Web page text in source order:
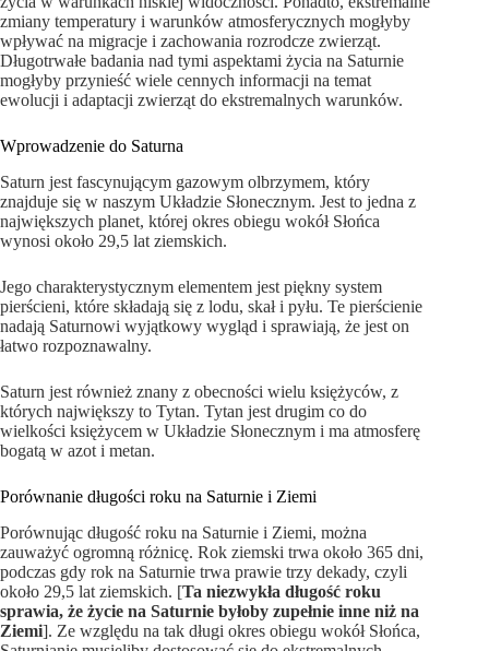
zmiany temperatury i warunków atmosferycznych mogłyby
wpływać na migracje i zachowania rozrodcze zwierząt.
Długotrwałe badania nad tymi aspektami życia na Saturnie
mogłyby przynieść wiele cennych informacji na temat
ewolucji i adaptacji zwierząt do ekstremalnych warunków.
Wprowadzenie do Saturna
Saturn jest fascynującym gazowym olbrzymem, który
znajduje się w naszym Układzie Słonecznym. Jest to jedna z
największych planet, której okres obiegu wokół Słońca
wynosi około 29,5 lat ziemskich.
Jego charakterystycznym elementem jest piękny system
pierścieni, które składają się z lodu, skał i pyłu. Te pierścienie
nadają Saturnowi wyjątkowy wygląd i sprawiają, że jest on
łatwo rozpoznawalny.
Saturn jest również znany z obecności wielu księżyców, z
których największy to Tytan. Tytan jest drugim co do
wielkości księżycem w Układzie Słonecznym i ma atmosferę
bogatą w azot i metan.
Porównanie długości roku na Saturnie i Ziemi
Porównując długość roku na Saturnie i Ziemi, można
zauważyć ogromną różnicę. Rok ziemski trwa około 365 dni,
podczas gdy rok na Saturnie trwa prawie trzy dekady, czyli
około 29,5 lat ziemskich. [Ta niezwykła długość roku
sprawia, że życie na Saturnie byłoby zupełnie inne niż na
Ziemi]. Ze względu na tak długi okres obiegu wokół Słońca,